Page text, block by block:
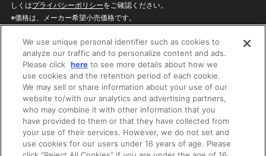
しくはプライバシーポリシーをご確認ください。
※価格は、メーカー希望小売価格です。
ざいますのでご了承ください。
privacypolicy
Do Not Sell or Share My
Personal Information
ウェブサイトご利用条件
ソーシャルメディアポリシー
個人情報保護方針
お問い合わせ
We use unique personal identifier such as cookies to
analyze our traffic and to personalize content and ads.
Please click here to see more details about how we
use cookies and the retention period of each cookie.
We may sell or share information about your use of our
website to/with our analytics and advertising partners,
who may combine it with other information that you
have provided to them or that they have collected from
your use of their services. However, we do not set and
use cookies for our users under 16 years of age. Please